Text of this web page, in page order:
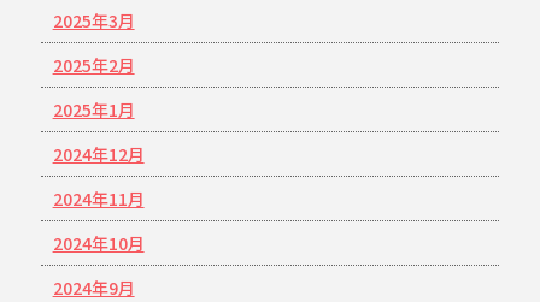
2025年3月
2025年2月
2025年1月
2024年12月
2024年11月
2024年10月
2024年9月